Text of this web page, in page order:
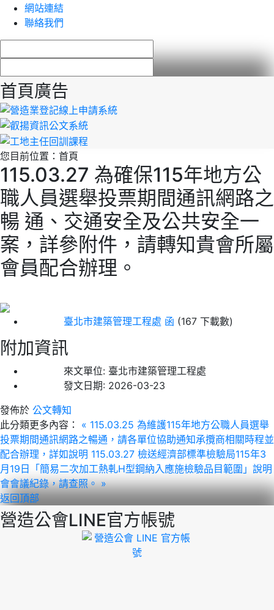
網站連結
聯絡我們
首頁廣告
您目前位置： 首頁
115.03.27 為確保115年地方公
職人員選舉投票期間通訊網路之
暢 通、交通安全及公共安全一
案，詳參附件，請轉知貴會所屬
會員配合辦理。
臺北市建築管理工程處 函 (167 下載數)
附加資訊
來文單位: 臺北市建築管理工程處
發文日期: 2026-03-23
發佈於 公文轉知
此分類更多內容：
« 115.03.25 為維護115年地方公職人員選舉
投票期間通訊網路之暢通，請各單位協助通知承攬商相關時程並
配合辦理，詳如說明 115.03.27 檢送經濟部標準檢驗局115年3
月19日「簡易二次加工熱軋H型鋼納入應施檢驗品目範圍」說明
會會議紀錄，請查照。 »
返回頂部
營造公會LINE官方帳號